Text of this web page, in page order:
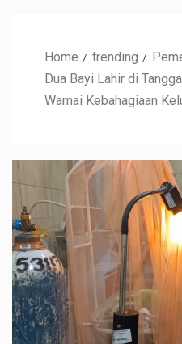
Home trending
Dua Bayi Lahir di
Warnai Kebahagiaan